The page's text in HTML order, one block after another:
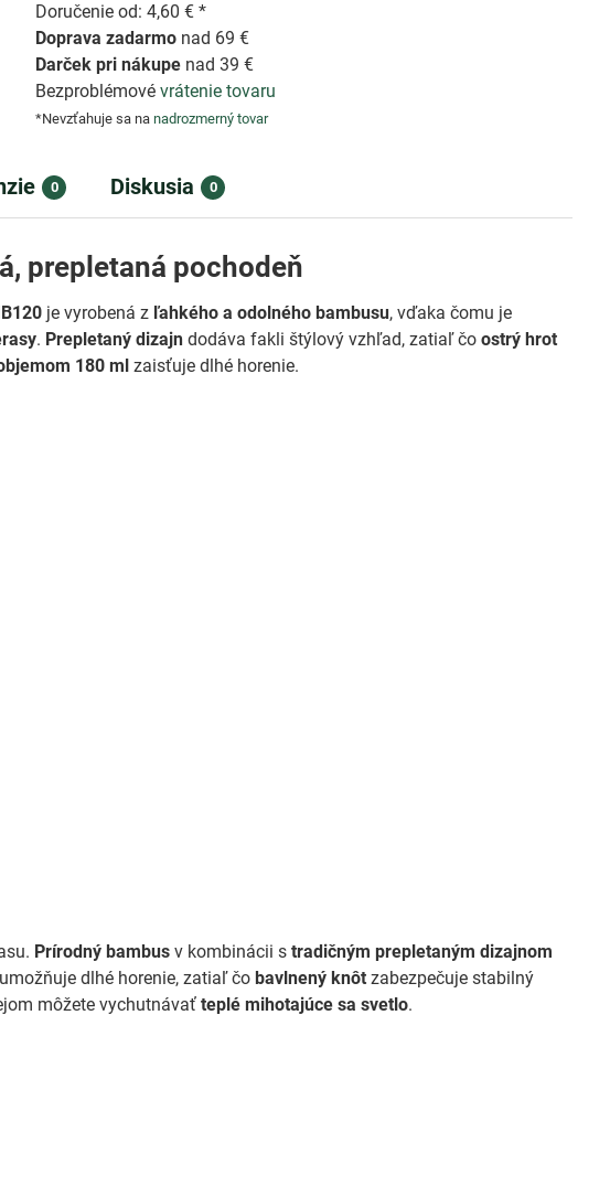
Doručenie od: 4,60 € *
Doprava zadarmo nad 69 €
Darček pri nákupe nad 39 €
Bezproblémovévrátenie tovaru
*Nevzťahuje sa nanadrozmerný tovar
0 Diskusia 0
prepletaná pochodeň
je vyrobená z ľahkého a odolného bambusu, vďaka čomu je
. Prepletaný dizajn dodáva fakli štýlový vzhľad, zatiaľ čoostrý hrot
180 ml zaisťuje dlhé horenie.
Prírodný bambus v kombinácii stradičným prepletaným dizajnom
umožňuje dlhé horenie, zatiaľ čobavlnený knôt zabezpečuje stabilný
môžete vychutnávaťteplé mihotajúce sa svetlo.